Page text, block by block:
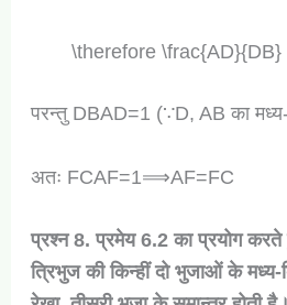
\therefore
परन्तु DBAD​=1 (∵D, AB का मध्य-
अतः FCAF​=1⟹AF=FC
प्रश्न 8. प्रमेय 6.2 का प्रयोग करते
त्रिभुज की किन्हीं दो भुजाओं के मध्य-